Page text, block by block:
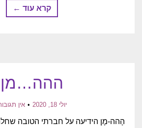
קרא עוד ←
ההה…מן
יולי 18, 2020 אין
הָהה-מָן הידיעה על חברתי הטובה